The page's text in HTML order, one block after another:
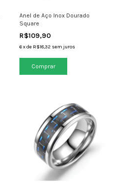
Anel de Aço Inox Dourado
Square
R$109,90
6 xde R$18,32 sem juros
Comprar